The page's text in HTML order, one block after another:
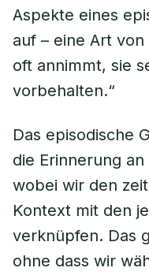
Aspekte eines
auf – eine Art
oft annimmt, sie
vorbehalten.“
Das episodische
die Erinnerung
wobei wir den
Kontext mit den
verknüpfen. Das
ohne dass wir